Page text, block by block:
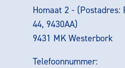
Homaat 2 - (Postadres:
44, 9430AA)
9431 MK Westerbork
Telefoonnummer: